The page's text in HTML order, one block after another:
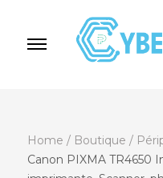
Home / Boutique /
Canon PIXMA TR4650